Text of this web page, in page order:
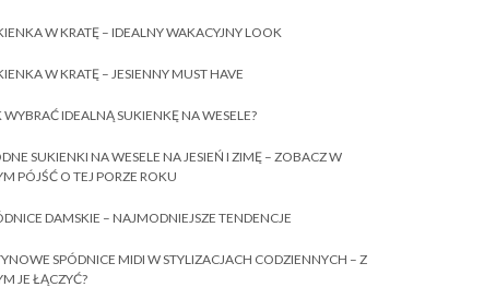
W KRATĘ – IDEALNY WAKACYJNY LOOK
W KRATĘ – JESIENNY MUST HAVE
WYBRAĆ IDEALNĄ SUKIENKĘ NA WESELE?
SUKIENKI NA WESELE NA JESIEŃ I ZIMĘ – ZOBACZ W
PÓJŚĆ O TEJ PORZE ROKU
DAMSKIE – NAJMODNIEJSZE TENDENCJE
SPÓDNICE MIDI W STYLIZACJACH CODZIENNYCH – Z
JE ŁĄCZYĆ?